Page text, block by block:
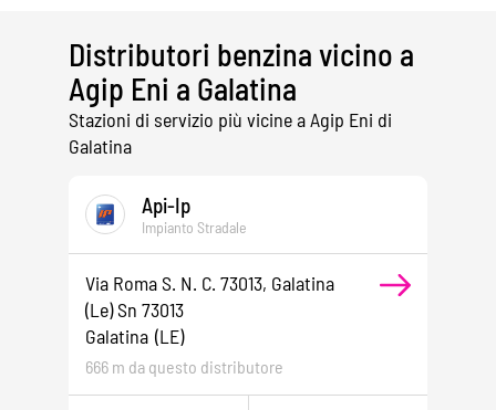
Distributori benzina vicino a
Agip Eni a Galatina
Stazioni di servizio più vicine a Agip Eni di
Galatina
Api-Ip
Impianto Stradale
Via Roma S. N. C. 73013, Galatina
(le) Sn 73013
Galatina (LE)
666 m da questo distributore